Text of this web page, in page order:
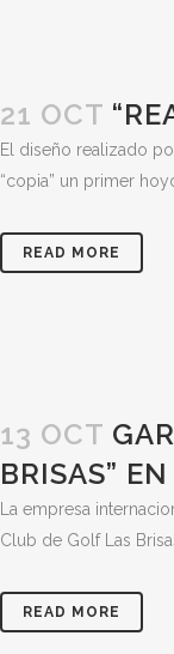
21 OCT
El diseño realizado
“copia” un primer
READ MORE
13 OCT
BRISAS”
La empresa
Club de Golf Las
READ MORE